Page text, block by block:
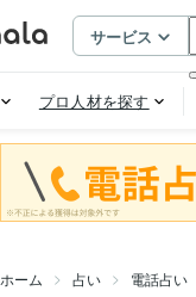
ホーム 占い 電話占い